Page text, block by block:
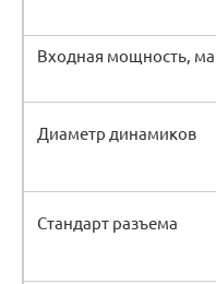
Входная мощность,
Диаметр динамиков
Стандарт разъема